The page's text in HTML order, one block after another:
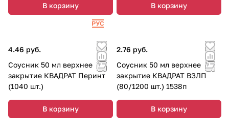
В корзину В корзину
4.46 руб.
Соусник 50 мл верхнее
закрытие КВАДРАТ Перинт
(1040 шт.)
В корзину
2.76 руб.
Соусник 50 мл верхнее
закрытие КВАДРАТ ВЗЛП
(80/1200 шт.) 1538п
В корзину